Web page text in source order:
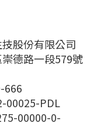
股份有限公司
德路一段579號
666
00025-PDL
00000-0-